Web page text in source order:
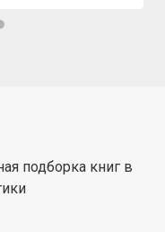
подборка книг в